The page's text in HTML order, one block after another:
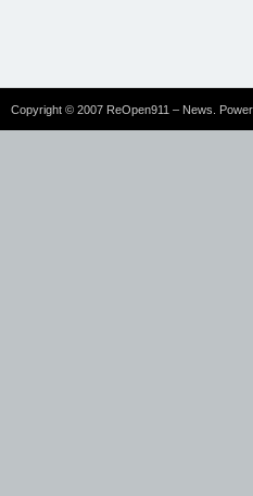
Copyright © 2007 ReOpen911 – News.